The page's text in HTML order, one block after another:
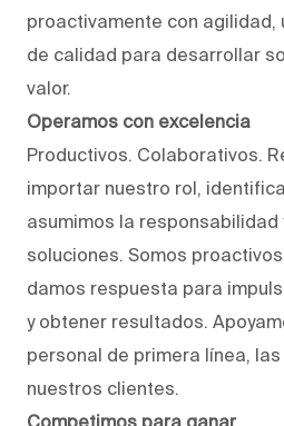
proactivamente con agilidad,
de calidad para desarrollar
valor.
Operamos con excelencia
Productivos. Colaborativos.
importar nuestro rol,
asumimos la
soluciones. Somos
damos respuesta para
y obtener resultados.
personal de primera línea,
nuestros clientes.
Competimos para ganar